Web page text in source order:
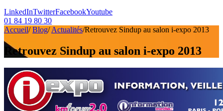
LinkedInTwitterFacebookYoutube
01 84 19 80 30
Accueil/ Blog/ Actualités/Retrouvez Sindup au salon i-expo 2013
Retrouvez Sindup au salon i-expo 2013